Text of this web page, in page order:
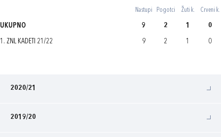
Nastupi Pogotci Žuti k. Crveni k.
UKUPNO 9 2 1 0
1. ZNL KADETI 21/22 9 2 1 0
2020/21
2019/20